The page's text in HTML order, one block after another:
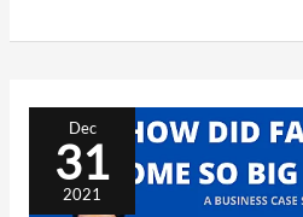
Dec
31
2021
HOW
FACEBOOK
BECOME
A
BIG
COMPANY
BUSINESS
CASE